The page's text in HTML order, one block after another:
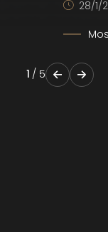
28/1/
1 / 5